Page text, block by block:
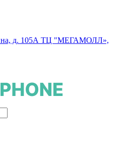
д. 105А ТЦ "МЕГАМОЛЛ»,